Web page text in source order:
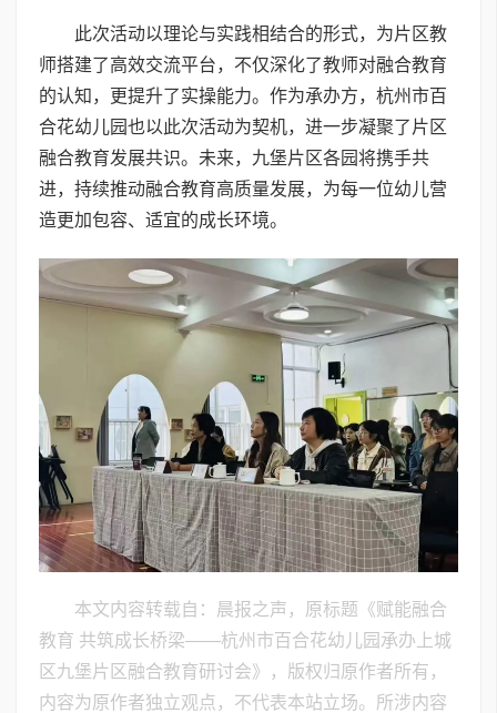
此次活动以理论与实践相结合的形式，为片区教
师搭建了高效交流平台，不仅深化了教师对融合教育
的认知，更提升了实操能力。作为承办方，杭州市百
合花幼儿园也以此次活动为契机，进一步凝聚了片区
融合教育发展共识。未来，九堡片区各园将携手共
进，持续推动融合教育高质量发展，为每一位幼儿营
造更加包容、适宜的成长环境。
本文内容转载自：晨报之声，原标题《赋能融合
教育 共筑成长桥梁——杭州市百合花幼儿园承办上城
区九堡片区融合教育研讨会》，版权归原作者所有，
内容为原作者独立观点，不代表本站立场。所涉内容